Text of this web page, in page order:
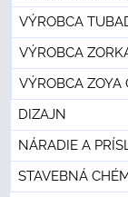
VÝROBCA
VÝROBCA
VÝROBCA ZOYA
DIZAJN
NÁRADIE A
STAVEBNÁ